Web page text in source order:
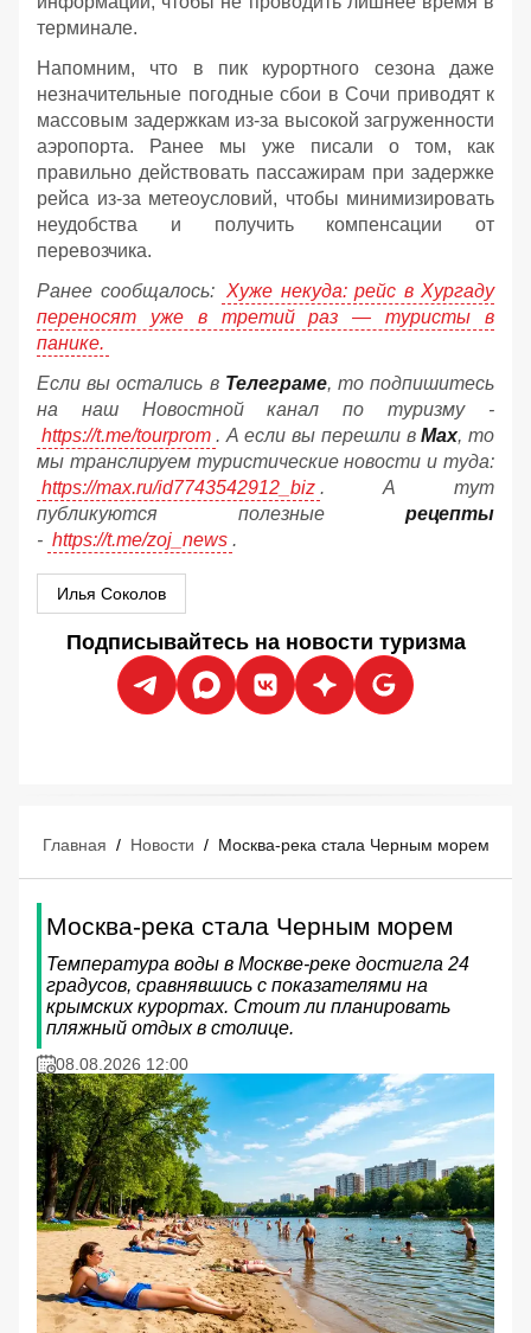
терминале.
Напомним, что в пик курортного сезона даже
незначительные погодные сбои в Сочи приводят к
массовым задержкам из-за высокой загруженности
аэропорта. Ранее мы уже писали о том, как
правильно действовать пассажирам при задержке
рейса из-за метеоусловий, чтобы минимизировать
неудобства и получить компенсации от
перевозчика.
Ранее сообщалось: Хуже некуда: рейс в Хургаду
переносят уже в третий раз — туристы в
панике.
Если вы остались в Телеграме, то подпишитесь
на наш Новостной канал по туризму -
https://t.me/tourprom . А если вы перешли вМах, то
мы транслируем туристические новости и туда:
https://max.ru/id7743542912_biz . А тут
публикуются полезные рецепты
- https://t.me/zoj_news .
Илья Соколов
Подписывайтесь на новости туризма
Главная / Новости / Москва-река стала Черным морем
Москва-река стала Черным морем
Температура воды в Москве-реке достигла 24
градусов, сравнявшись с показателями на
крымских курортах. Стоит ли планировать
пляжный отдых в столице.
08.08.2026 12:00